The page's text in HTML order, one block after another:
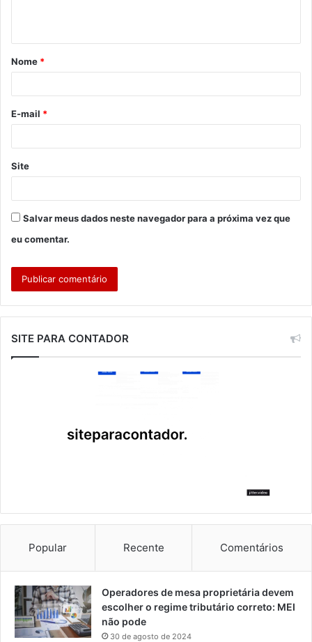
á
r
*
Nome *
E-mail *
Site
Salvar meus dados neste navegador para a próxima vez que
eu comentar.
SITE PARA CONTADOR
Popular Recente Comentários
Operadores de mesa proprietária devem
escolher o regime tributário correto: MEI
não pode
30 de agosto de 2024